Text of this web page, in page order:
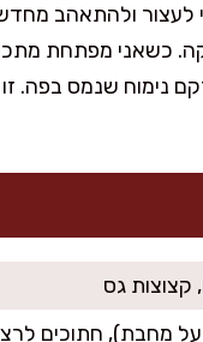
לעצור ולהתאהב
כשאני מפתחת
נימוח שנמס בפה.